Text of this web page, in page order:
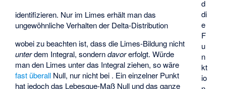
d
di
e
F
u
n
kt
io
identifizieren. Nur im Limeserhält man das
ungewöhnliche Verhalten der Delta-Distribution
wobei zu beachten ist, dass die Limes-Bildung nicht
unterdem Integral, sonderndavorerfolgt. Würde
man den Limes unter das Integral ziehen, so wäre
fast überall Null, nur nicht bei . Ein einzelner Punkt
hat jedoch das Lebesgue-Maß Null und das ganze